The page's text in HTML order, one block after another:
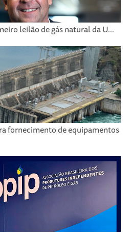
leilão de gás natural da U...
fornecimento de equipamentos